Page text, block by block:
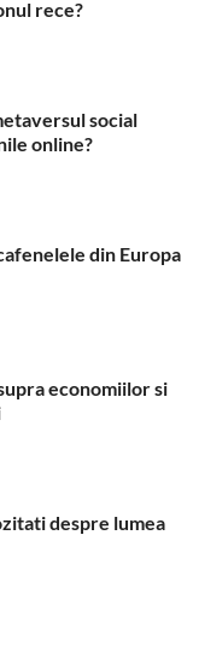
rece?
social
online?
din Europa
economiilor si
despre lumea